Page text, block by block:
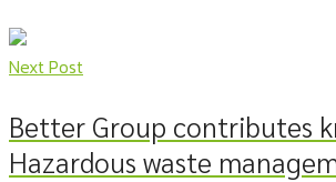
Next Post
Better Group contributes
Hazardous waste